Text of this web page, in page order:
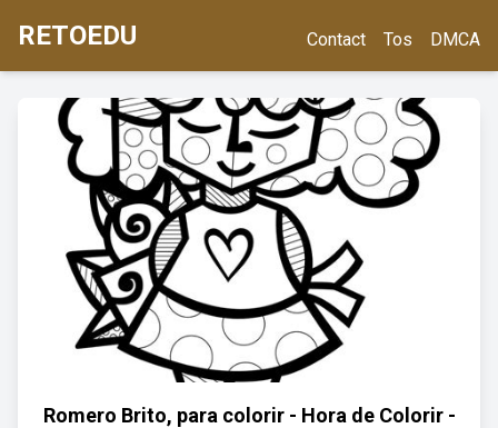
RETOEDU Contact Tos DMCA
Romero Brito, para colorir - Hora de Colorir -